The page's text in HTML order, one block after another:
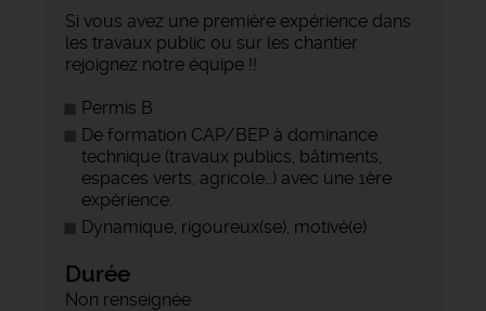
Si vous avez une première expérience dans
les travaux public ou sur les chantier
rejoignez notre équipe !!
Permis B
De formation CAP/BEP à dominance
technique (travaux publics, bâtiments,
espaces verts, agricole…) avec une 1ère
expérience.
Dynamique, rigoureux(se), motivé(e)
Durée
Non renseignée